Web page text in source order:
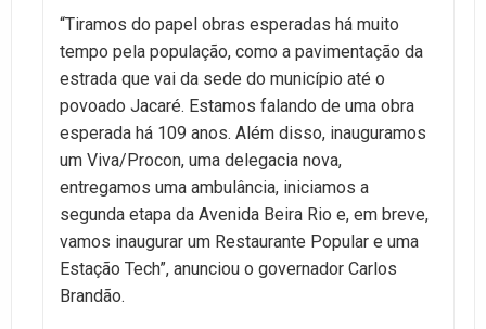
“Tiramos do papel obras esperadas há muito
tempo pela população, como a pavimentação da
estrada que vai da sede do município até o
povoado Jacaré. Estamos falando de uma obra
esperada há 109 anos. Além disso, inauguramos
um Viva/Procon, uma delegacia nova,
entregamos uma ambulância, iniciamos a
segunda etapa da Avenida Beira Rio e, em breve,
vamos inaugurar um Restaurante Popular e uma
Estação Tech”, anunciou o governador Carlos
Brandão.